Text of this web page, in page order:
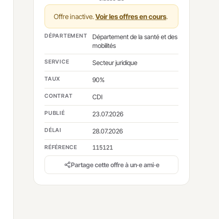
Offre inactive.Voir les offres en cours.
DÉPARTEMENT
Département de la santé et des
mobilités
SERVICE Secteur juridique
TAUX 90%
CONTRAT CDI
PUBLIÉ 23.07.2026
DÉLAI 28.07.2026
RÉFÉRENCE 115121
Partage cette offre à un·e ami·e